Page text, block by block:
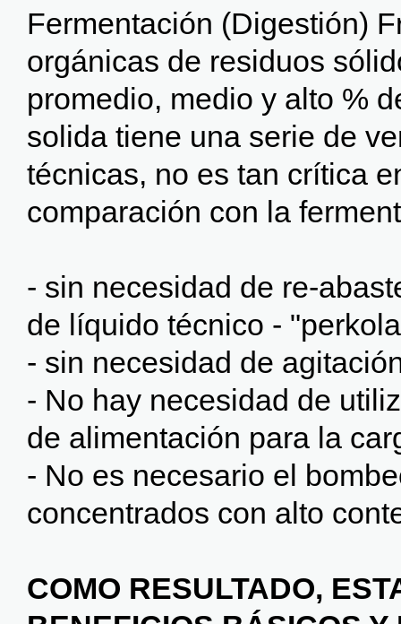
Fermentación (Digestión)
orgánicas de residuos
promedio, medio y alto %
solida tiene una serie de
técnicas, no es tan crítica
comparación con la
- sin necesidad de re-
de líquido técnico -
- sin necesidad de
- No hay necesidad de
de alimentación para la
- No es necesario el
concentrados con alto
COMO RESULTADO,